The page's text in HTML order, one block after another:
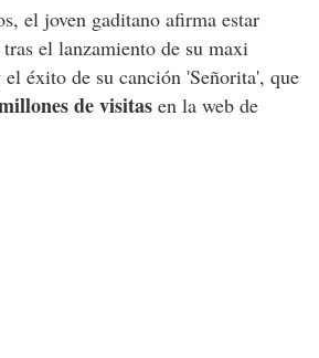
el joven gaditano afirma estar
el lanzamiento de su maxi
éxito de su canción 'Señorita', que
de visitasen la web de